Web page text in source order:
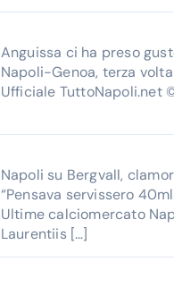
Anguissa ci ha preso
Napoli-Genoa, terza
Ufficiale TuttoNapoli.net
Napoli su Bergvall,
“Pensava servissero
Ultime calciomercato
Laurentiis […]